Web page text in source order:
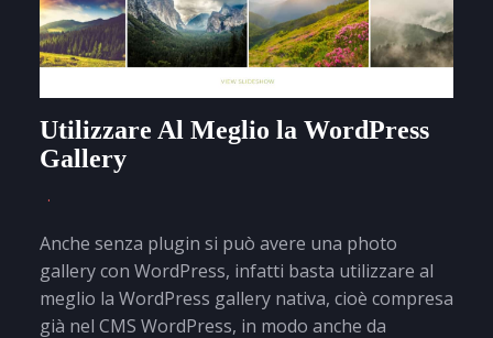
Utilizzare Al Meglio la WordPress
Gallery
Anche senza plugin si può avere una photo
gallery con WordPress, infatti basta utilizzare al
meglio la WordPress gallery nativa, cioè compresa
già nel CMS WordPress, in modo anche da